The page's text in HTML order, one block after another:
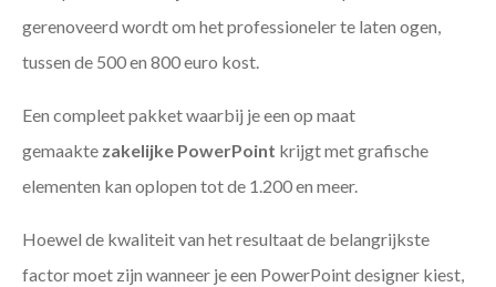
gerenoveerd wordt om het professioneler te laten ogen,
tussen de 500 en 800 euro kost.
Een compleet pakket waarbij je een op maat
gemaakte zakelijke PowerPoint krijgt met grafische
elementen kan oplopen tot de 1.200 en meer.
Hoewel de kwaliteit van het resultaat de belangrijkste
factor moet zijn wanneer je een PowerPoint designer kiest,